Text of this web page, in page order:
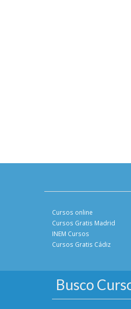
Cursos online
Cursos Gratis Madrid
INEM Cursos
Cursos Gratis Cádiz
Busco